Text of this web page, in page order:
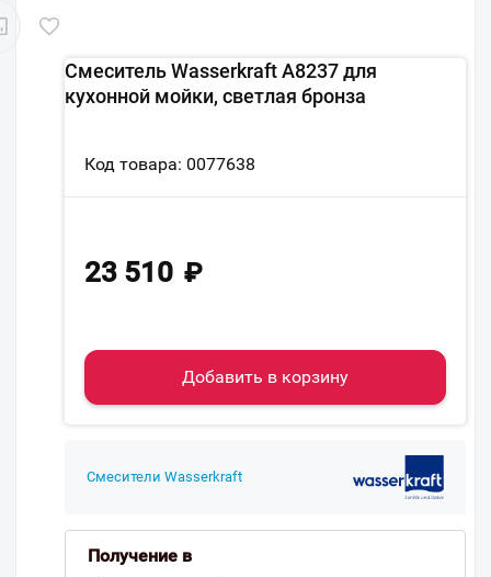
Смеситель Wasserkraft A8237 для
кухонной мойки, светлая бронза
Код товара: 0077638
23 510 ₽
Добавить в корзину
Смесители Wasserkraft
Получение в